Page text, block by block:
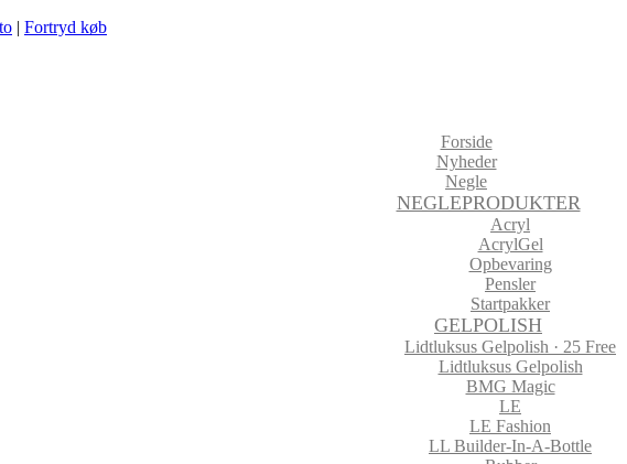
| Fortryd køb
Forside
Nyheder
Negle
NEGLEPRODUKTER
Acryl
AcrylGel
Opbevaring
Pensler
Startpakker
GELPOLISH
Lidtluksus Gelpolish · 25 Free
Lidtluksus Gelpolish
BMG Magic
LE
LE Fashion
LL Builder-In-A-Bottle